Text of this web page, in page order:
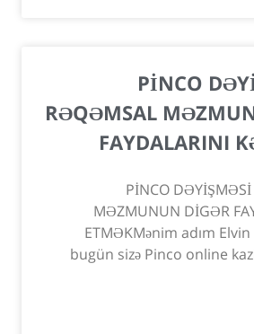
PİNCO
RƏQƏMSAL
FAYDALARINI
PİNCO
MƏZMUNUN DİGƏR
ETMƏKMənim adım
bugün sizə Pinco online